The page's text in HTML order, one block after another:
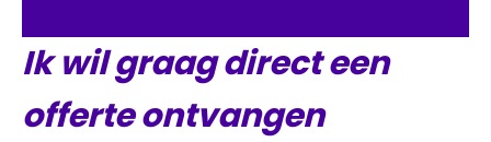
Ik wil graag direct een
offerte ontvangen